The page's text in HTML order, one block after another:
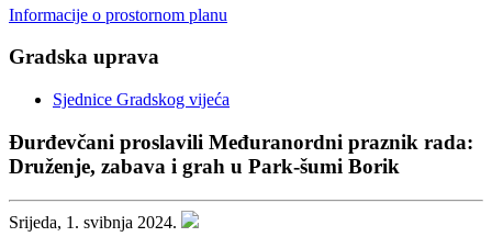
Informacije o prostornom planu
Gradska uprava
Sjednice Gradskog vijeća
Đurđevčani proslavili Međuranordni praznik rada:
Druženje, zabava i grah u Park-šumi Borik
Srijeda, 1. svibnja 2024.